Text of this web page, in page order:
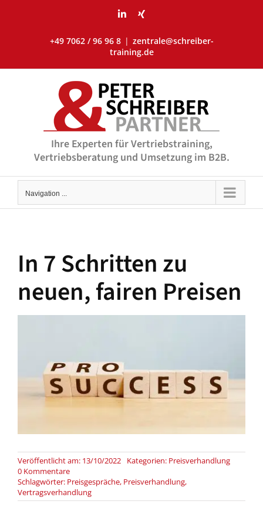
LinkedIn
Xing
+49 7062 / 96 96 8 | zentrale@schreiber-
training.de
Ihre Experten für Vertriebstraining,
Vertriebsberatung und Umsetzung im B2B.
Navigation ...
In 7 Schritten zu
neuen, fairen Preisen
Veröffentlicht am: 13/10/2022 Kategorien: Preisverhandlung
0 Kommentareon
In
7
Schritten
Schlagwörter: Preisgespräche, Preisverhandlung,
Vertragsverhandlung